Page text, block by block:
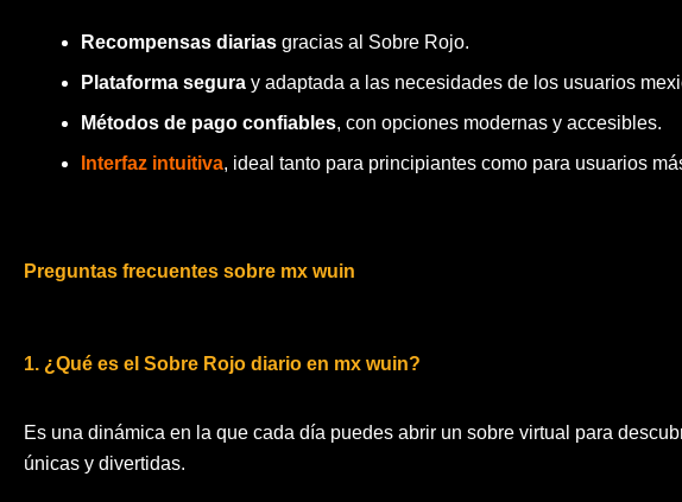
Recompensas diarias gracias al Sobre Rojo.
Plataforma segura y adaptada a las necesidades de los usuarios
Métodos de pago confiables, con opciones modernas y accesibles.
Interfaz intuitiva, ideal tanto para principiantes como para usuarios
Preguntas frecuentes sobre mx wuin
1. ¿Qué es el Sobre Rojo diario en mx wuin?
Es una dinámica en la que cada día puedes abrir un sobre virtual para
únicas y divertidas.